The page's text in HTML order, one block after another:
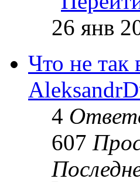
26 янв
Что не так
4
607